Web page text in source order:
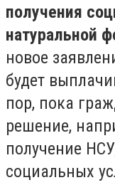
получения
натуральной
новое
будет
пор, пока
решение,
получение
социальных